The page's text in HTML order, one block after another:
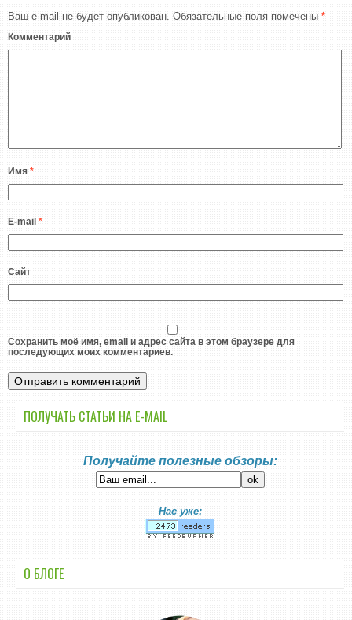
Ваш e-mail не будет опубликован. Обязательные поля помечены *
Комментарий
Имя *
E-mail *
Сайт
Сохранить моё имя, email и адрес сайта в этом браузере для
последующих моих комментариев.
ПОЛУЧАТЬ СТАТЬИ НА E-MАIL
Получайте полезные обзоры:
Нас уже:
О БЛОГЕ